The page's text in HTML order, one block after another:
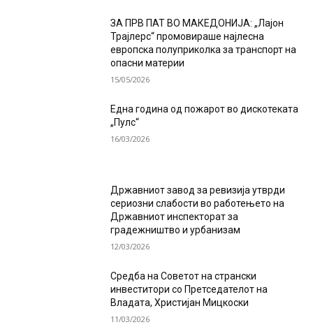
ЗА ПРВ ПАТ ВО МАКЕДОНИЈА: „Лајон
Трајлерс“ промовираше најлесна
европска полуприколка за транспорт на
опасни материи
15/05/2026
Една година од пожарот во дискотеката
„Пулс“
16/03/2026
Државниот завод за ревизија утврди
сериозни слабости во работењето на
Државниот инспекторат за
градежништво и урбанизам
12/03/2026
Средба на Советот на странски
инвеститори со Претседателот на
Владата, Христијан Мицкоски
11/03/2026